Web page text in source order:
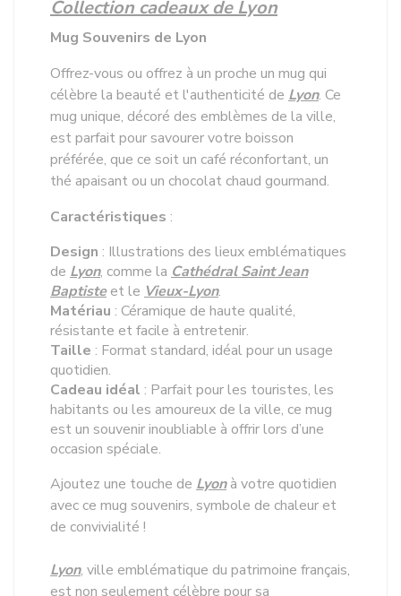
Collection cadeaux de Lyon
Mug Souvenirs de Lyon
Offrez-vous ou offrez à un proche un mug qui
célèbre la beauté et l'authenticité de Lyon. Ce
mug unique, décoré des emblèmes de la ville,
est parfait pour savourer votre boisson
préférée, que ce soit un café réconfortant, un
thé apaisant ou un chocolat chaud gourmand.
Caractéristiques :
Design : Illustrations des lieux emblématiques
de Lyon, comme la Cathédral Saint Jean
Baptisteet le Vieux-Lyon.
Matériau : Céramique de haute qualité,
résistante et facile à entretenir.
Taille : Format standard, idéal pour un usage
quotidien.
Cadeau idéal : Parfait pour les touristes, les
habitants ou les amoureux de la ville, ce mug
est un souvenir inoubliable à offrir lors d’une
occasion spéciale.
Ajoutez une touche de Lyon à votre quotidien
avec ce mug souvenirs, symbole de chaleur et
de convivialité !
Lyon, ville emblématique du patrimoine français,
est non seulement célèbre pour sa